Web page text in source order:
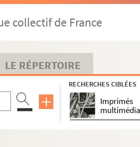
collectif de France
LE RÉPERTOIRE
RECHERCHES CIBLÉES
Imprimés
multimédia